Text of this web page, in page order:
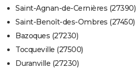
Saint-Agnan-de-Cernières (27390)
Saint-Benoît-des-Ombres (27450)
Bazoques (27230)
Tocqueville (27500)
Duranville (27230)